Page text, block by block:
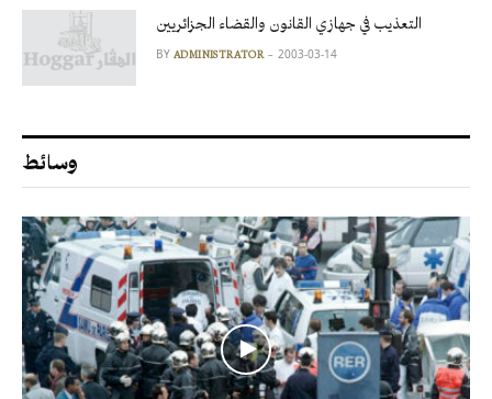
التعذيب في جهازي القانون والقضاء الجزائريين
BY ADMINISTRATOR 2003-03-14
وسائط